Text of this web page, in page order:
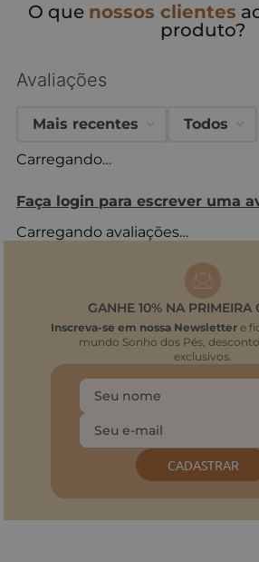
O que nossos clientes
produto?
Avaliações
Carregando…
Faça login para escrever uma
Mais recentes Todos
Carregando avaliações…
GANHE 10% NA PRIMEIRA
Inscreva-se em nossa Newsletter e
mundo Sonho dos Pés,
exclusivos.
CADASTRAR